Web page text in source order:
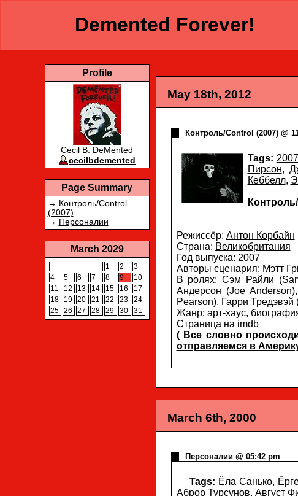
Demented Forever!
Profile
Cecil B. DeMented
cecilbdemented
Page Summary
→ Контроль/Control
(2007)
→ Персоналии
March 2029
1 2
3
4
5 6 7 8 9
10
11
12 13 14 15 16
17
18
19 20 21 22 23
24
25
26 27 28 29 30 31
May 18th, 2012
Контроль/Control (2007) @
Tags: 2007
Пирсон,
Кеббелл,
Режиссёр: Антон Корбайн
Страна: Великобритания
Год выпуска: 2007
Авторы сценария: Мэтт
В ролях: Сэм Райли
Андерсон (Joe Anderson),
Pearson), Гарри Тредэвэй
Жанр: арт-хаус,
Страница на imdb
( Все словно
отправляемся в
March 6th, 2000
Персоналии @ 05:42 pm
Tags: Ёла Санько,
Аброр Турсунов, Август